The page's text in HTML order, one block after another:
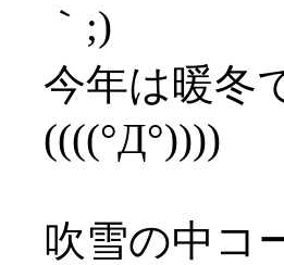
｀;)
今年は暖冬
((((°Д°))))
吹雪の中コ